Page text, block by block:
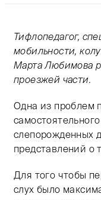
Тифлопедагог,
мобильности,
Марта Любимова
проезжей части.
Одна из проблем
слепорожденных
представлений о
Для того чтобы
слух было